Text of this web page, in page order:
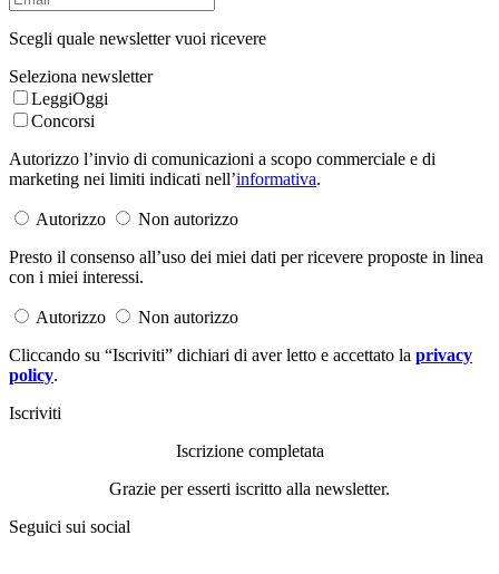
Scegli quale newsletter vuoi ricevere
Seleziona newsletter
LeggiOggi
Concorsi
Autorizzo l’invio di comunicazioni a scopo commerciale e di
marketing nei limiti indicati nell’informativa.
Autorizzo
Non autorizzo
Presto il consenso all’uso dei miei dati per ricevere proposte in linea
con i miei interessi.
Autorizzo
Non autorizzo
Cliccando su “Iscriviti” dichiari di aver letto e accettato la privacy
policy.
Iscriviti
Iscrizione completata
Grazie per esserti iscritto alla newsletter.
Seguici sui social